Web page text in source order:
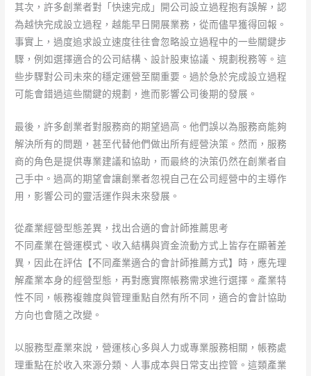
其次，許多創業者對「快速完成」開公司設立過程抱有誤解，認
為越快完成設立過程，越能早日開展業務，從而儘早獲得回報。
事實上，過度追求設立速度往往會忽略設立過程中的一些關鍵步
驟，例如選擇適合的公司結構、設計股東協議、規劃稅務等。這
些步驟對公司未來的穩定運營至關重要。過於急於完成設立過程
可能會錯過這些關鍵的規劃，進而影響公司後期的發展。
最後，許多創業者對服務商的期望過高。他們誤以為服務商能夠
解決所有的問題，甚至代替他們做出所有經營決策。然而，服務
商的角色是提供專業建議和協助，而最終的決策仍然在創業者自
己手中。過高的期望會讓創業者忽視自己在公司經營中的主導作
用，影響公司的靈活運作與未來發展。
從產業經營型態差異，找出合適的會計師推薦思考
不同產業在營運模式、收入結構與資金流動方式上皆存在顯著差
異，因此在評估【不同產業適合的會計師推薦方式】時，應先理
解產業本身的經營型態，再對應實際帳務需求進行選擇。產業特
性不同，帳務複雜度與管理重點自然有所不同，適合的會計協助
方向也會隨之改變。
以服務型產業來說，營運核心多與人力或專業服務相關，帳務處
理重點在於收入來源分類、人事成本與日常支出控管。這類產業